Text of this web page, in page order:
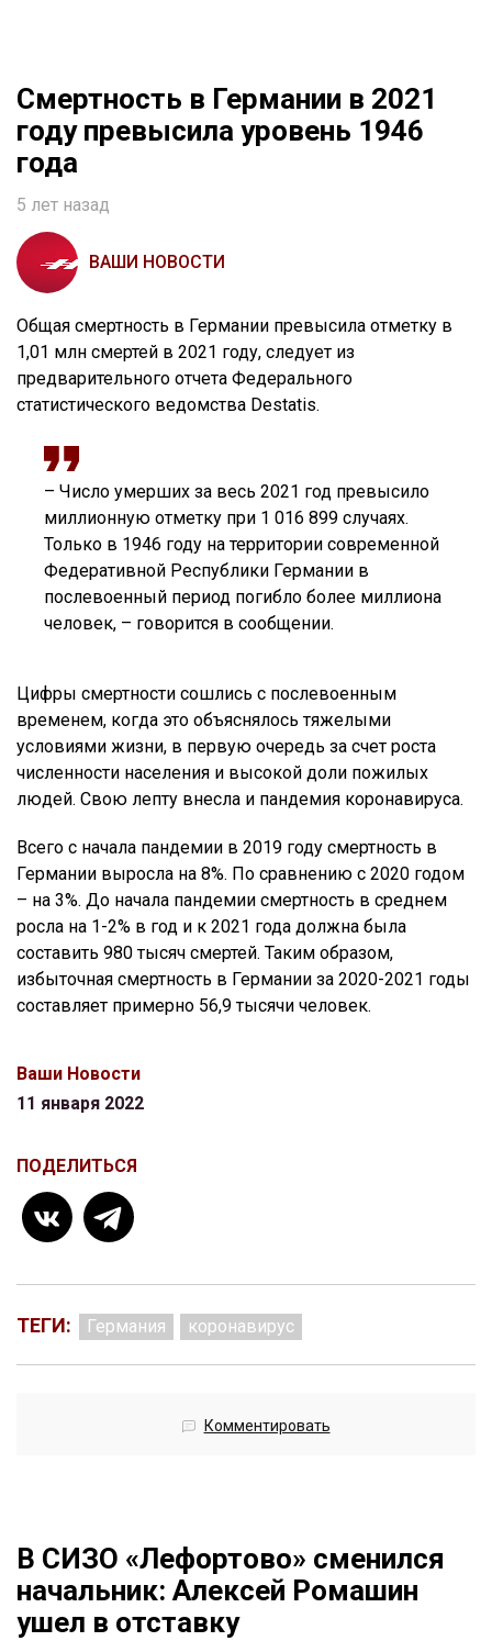
Смертность в Германии в 2021
году превысила уровень 1946
года
5 лет назад
ВАШИ НОВОСТИ
Общая смертность в Германии превысила отметку в
1,01 млн смертей в 2021 году, следует из
предварительного отчета Федерального
статистического ведомства Destatis.
– Число умерших за весь 2021 год превысило
миллионную отметку при 1 016 899 случаях.
Только в 1946 году на территории современной
Федеративной Республики Германии в
послевоенный период погибло более миллиона
человек, – говорится в сообщении.
Цифры смертности сошлись с послевоенным
временем, когда это объяснялось тяжелыми
условиями жизни, в первую очередь за счет роста
численности населения и высокой доли пожилых
людей. Свою лепту внесла и пандемия коронавируса.
Всего с начала пандемии в 2019 году смертность в
Германии выросла на 8%. По сравнению с 2020 годом
– на 3%. До начала пандемии смертность в среднем
росла на 1-2% в год и к 2021 года должна была
составить 980 тысяч смертей. Таким образом,
избыточная смертность в Германии за 2020-2021 годы
составляет примерно 56,9 тысячи человек.
Ваши Новости
11 января 2022
ПОДЕЛИТЬСЯ
ТЕГИ: Германия коронавирус
Комментировать
В СИЗО «Лефортово» сменился
начальник: Алексей Ромашин
ушел в отставку